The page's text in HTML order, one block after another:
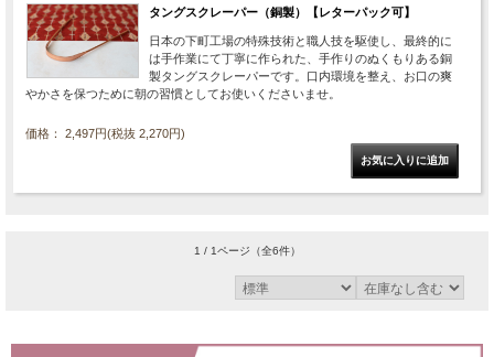
タングスクレーパー（銅製）【レターパック可】
日本の下町工場の特殊技術と職人技を駆使し、最終的に
は手作業にて丁寧に作られた、手作りのぬくもりある銅
製タングスクレーパーです。口内環境を整え、お口の爽
やかさを保つために朝の習慣としてお使いくださいませ。
価格： 2,497円(税抜 2,270円)
1 / 1ページ （全6件）